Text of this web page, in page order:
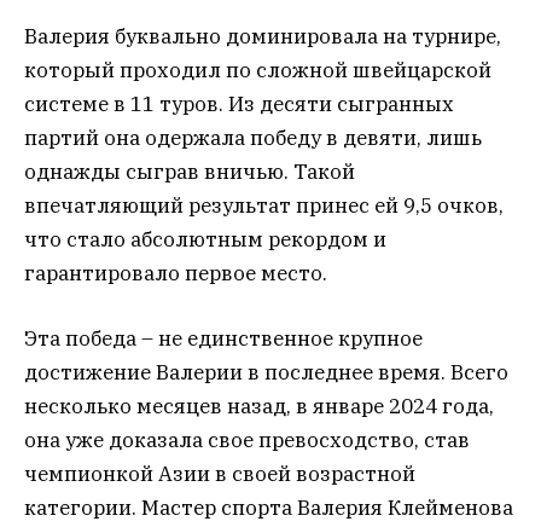
Валерия буквально доминировала на турнире,
который проходил по сложной швейцарской
системе в 11 туров. Из десяти сыгранных
партий она одержала победу в девяти, лишь
однажды сыграв вничью. Такой
впечатляющий результат принес ей 9,5 очков,
что стало абсолютным рекордом и
гарантировало первое место.
Эта победа – не единственное крупное
достижение Валерии в последнее время. Всего
несколько месяцев назад, в январе 2024 года,
она уже доказала свое превосходство, став
чемпионкой Азии в своей возрастной
категории. Мастер спорта Валерия Клейменова